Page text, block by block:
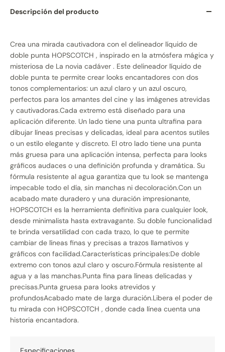
Descripción del producto
Crea una mirada cautivadora con el delineador líquido de
doble punta HOPSCOTCH , inspirado en la atmósfera mágica y
misteriosa de La novia cadáver . Este delineador líquido de
doble punta te permite crear looks encantadores con dos
tonos complementarios: un azul claro y un azul oscuro,
perfectos para los amantes del cine y las imágenes atrevidas
y cautivadoras.Cada extremo está diseñado para una
aplicación diferente. Un lado tiene una punta ultrafina para
dibujar líneas precisas y delicadas, ideal para acentos sutiles
o un estilo elegante y discreto. El otro lado tiene una punta
más gruesa para una aplicación intensa, perfecta para looks
gráficos audaces o una definición profunda y dramática. Su
fórmula resistente al agua garantiza que tu look se mantenga
impecable todo el día, sin manchas ni decoloración.Con un
acabado mate duradero y una duración impresionante,
HOPSCOTCH es la herramienta definitiva para cualquier look,
desde minimalista hasta extravagante. Su doble funcionalidad
te brinda versatilidad con cada trazo, lo que te permite
cambiar de líneas finas y precisas a trazos llamativos y
gráficos con facilidad.Características principales:De doble
extremo con tonos azul claro y oscuro.Fórmula resistente al
agua y a las manchas.Punta fina para líneas delicadas y
precisas.Punta gruesa para looks atrevidos y
profundosAcabado mate de larga duración.Libera el poder de
tu mirada con HOPSCOTCH , donde cada línea cuenta una
historia encantadora.